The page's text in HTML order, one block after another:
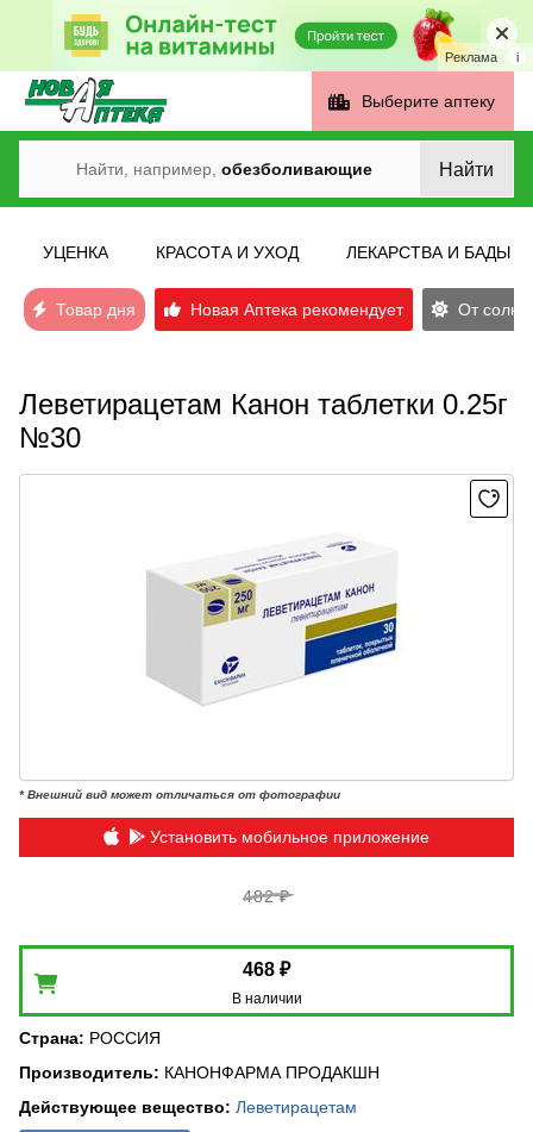
Реклама i
Выберите аптеку
Найти, например, обезболивающие Найти
УЦЕНКА КРАСОТА И УХОД ЛЕКАРСТВА И БАДЫ
Товар дня Новая Аптека рекомендует От
Леветирацетам Канон таблетки 0.25г
№30
* Внешний вид может отличаться от фотографии
Установить мобильное приложение
482 ₽
468 ₽
В наличии
Страна: РОССИЯ
Производитель: КАНОНФАРМА ПРОДАКШН
Действующее вещество: Леветирацетам